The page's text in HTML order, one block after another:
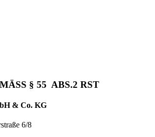
§ 55 ABS.2 RST
& Co. KG
6/8